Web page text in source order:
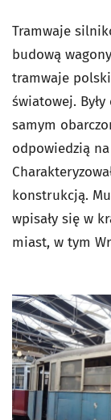
Tramwaje
budową
tramwaje
światowej.
samym
odpowiedzią
konstrukcją.
wpisały się w
miast, w tym